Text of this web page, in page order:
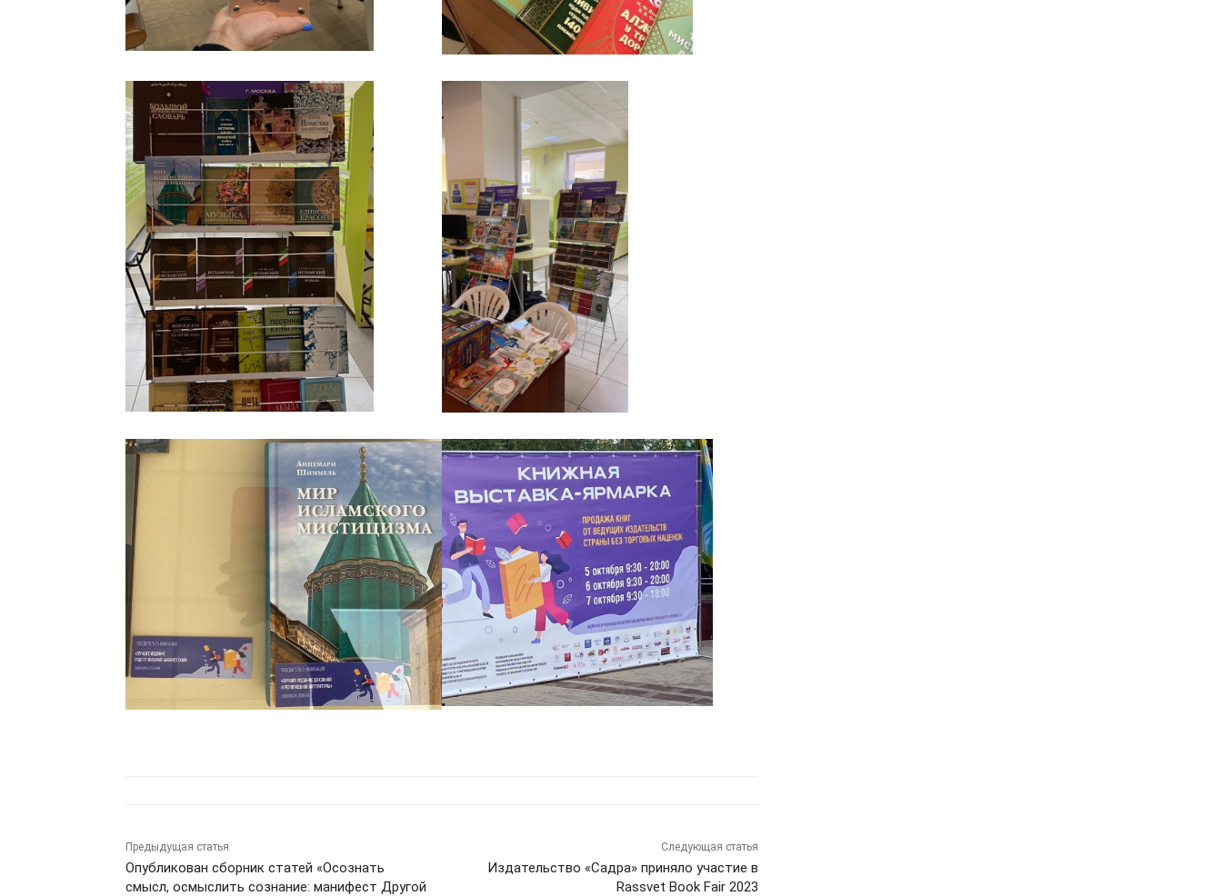
Предыдущая статья
Опубликован сборник статей «Осознать
смысл, осмыслить сознание: манифест Другой
Следующая статья
Издательство «Садра» приняло участие в
Rassvet Book Fair 2023